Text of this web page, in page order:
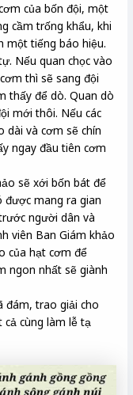
của bốn đội, một
cầm trống khẩu, khi
một tiếng báo hiệu.
Nếu quan chọc vào
thì sẽ sang đội
thấy để dò. Quan dò
mới thôi. Nếu các
dài và cơm sẽ chín
ngay đầu tiên cơm
sẽ xới bốn bát để
được mang ra gian
người dân và
viên Ban Giám khảo
của hạt cơm để
ngon nhất sẽ giành
đám, trao giải cho
cùng làm lễ tạ